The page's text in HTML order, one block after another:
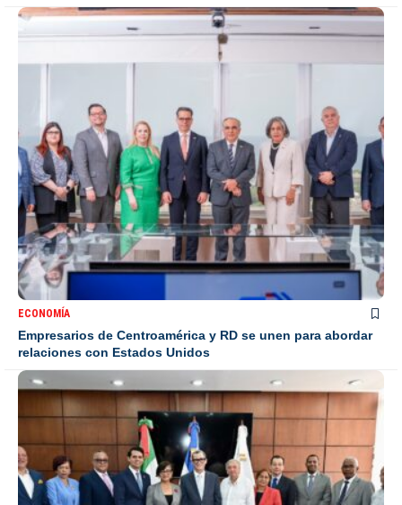
ECONOMÍA
Empresarios de Centroamérica y RD se unen para abordar
relaciones con Estados Unidos